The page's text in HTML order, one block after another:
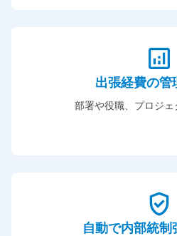
出張経費の管
部署や役職、プロジ
自動で内部統制